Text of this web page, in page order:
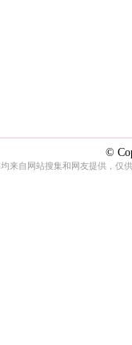
©
来自网站搜集和网友提供，仅